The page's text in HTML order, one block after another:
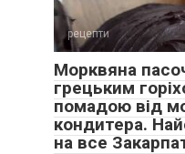
рецепти
Морквяна
грецьким
помадою від
кондитера.
на все